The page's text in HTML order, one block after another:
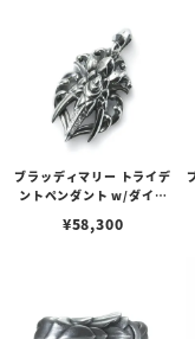
ブラッディマリー トライデ
ントペンダント w/ダイヤ
¥58,300